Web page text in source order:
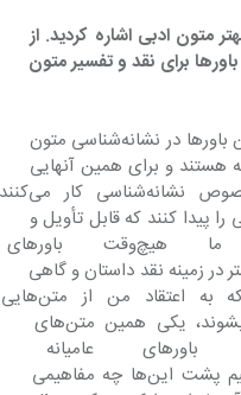
متون ادبی اشاره کردید. از
باورها برای نقد و تفسیر متون
بله، اصلا یکی از فایده‌های شناخت این باورها در نشانه‌شناسی متون
هستند و برای همین آنهایی
که در حوزه نقد و نظریه و به‌خصوص
را پیدا کنند که قابل تأویل و
تفسیرهای جالبی هستند.
را بیشتر در زمینه نقد داستان و گاهی
نقد فیلم انجام داده‌ایم. در
می‌توانند خیلی خوب نشانه‌شناسی بشوند، یکی همین متن‌های
می‌توانیم به باورها نگاه کنیم که ببینیم پشت این‌ها چه مفاهیمی